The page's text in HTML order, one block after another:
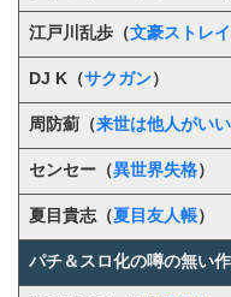
江戸川乱歩（文豪ストレ
DJ K（サクガン）
周防薊（来世は他人がいい
センセー（異世界失格）
夏目貴志（夏目友人帳）
パチ＆スロ化の噂の無い